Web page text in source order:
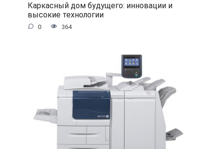
Каркасный дом будущего: инновации и
высокие технологии
0 364